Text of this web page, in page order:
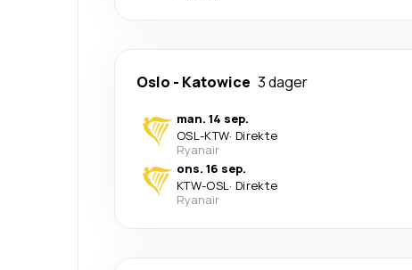
Oslo - Katowice 3 dager
man. 14 sep.
OSL-KTW· Direkte
Ryanair
ons. 16 sep.
KTW-OSL· Direkte
Ryanair